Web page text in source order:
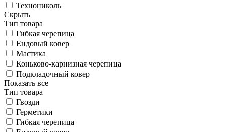
Технониколь
Скрыть
Тип товара
Гибкая черепица
Ендовый ковер
Мастика
Коньково-карнизная черепица
Подкладочный ковер
Показать все
Тип товара
Гвозди
Герметики
Гибкая черепица